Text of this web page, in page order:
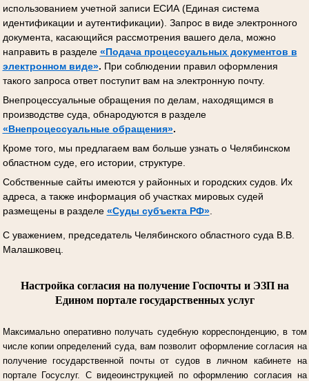
использованием учетной записи ЕСИА (Единая система
идентификации и аутентификации). Запрос в виде электронного
документа, касающийся рассмотрения вашего дела, можно
направить в разделе «Подача процессуальных документов в
электронном виде». При соблюдении правил оформления
такого запроса ответ поступит вам на электронную почту.
Внепроцессуальные обращения по делам, находящимся в
производстве суда, обнародуются в разделе
«Внепроцессуальные обращения».
Кроме того, мы предлагаем вам больше узнать о Челябинском
областном суде, его истории, структуре.
Собственные сайты имеются у районных и городских судов. Их
адреса, а также информация об участках мировых судей
размещены в разделе «Суды субъекта РФ».
С уважением, председатель Челябинского областного суда В.В.
Малашковец.
Настройка согласия на получение Госпочты и ЭЗП на
Едином портале государственных услуг
Максимально оперативно получать судебную корреспонденцию, в том
числе копии определений суда, вам позволит оформление согласия на
получение государственной почты от судов в личном кабинете на
портале Госуслуг. С видеоинструкцией по оформлению согласия на